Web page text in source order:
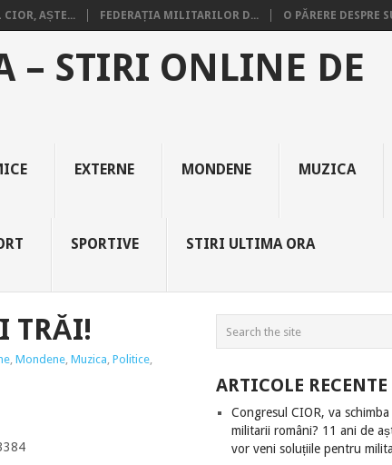
CIOR, AȘTE... FEDERAȚIA MILITARILOR D... O PĂRERE DESPRE
– STIRI ONLINE DE
EXTERNE MONDENE MUZICA
SPORTIVE STIRI ULTIMA ORA
TRĂI!
, Mondene, Muzica, Politice,
ARTICOLE RECENTE
Congresul CIOR, va
militarii români? 11 ani de
vor veni soluțiile pentru